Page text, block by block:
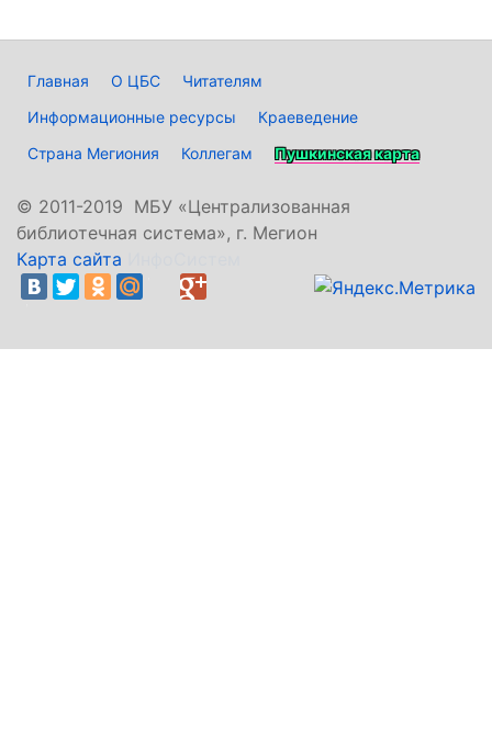
Главная О ЦБС
Читателям
Информационные ресурсы
Краеведение
Страна Мегиония
Коллегам Пушкинская карта
© 2011-2019 МБУ «Централизованная
библиотечная система», г. Мегион
Карта сайта